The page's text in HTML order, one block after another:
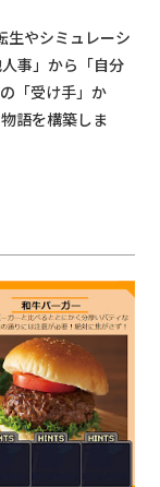
生やシミュレーシ
事」から「自分
「受け手」か
語を構築しま